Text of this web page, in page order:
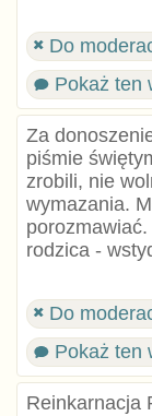
Do
Pokaż ten
Za
piśmie
zrobili, nie
wymazania.
rodzica -
Do
Pokaż ten
Reinkarnacja